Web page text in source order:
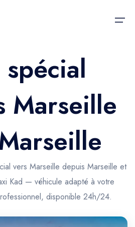
Marseille
vers Marseille depuis Marseille et
Kad — véhicule adapté à votre
disponible 24h/24.